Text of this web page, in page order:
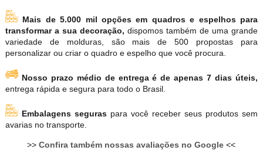
Mais de 5.000 mil opções em quadros e espelhos para
transformar a sua decoração, dispomos também de uma grande
variedade de molduras, são mais de 500 propostas para
personalizar ou criar o quadro e espelho que você procura.
Nosso prazo médio de entrega é de apenas 7 dias úteis,
entrega rápida e segura para todo o Brasil.
Embalagens seguras para você receber seus produtos sem
avarias no transporte.
>>Confira também nossas avaliações no Google <<